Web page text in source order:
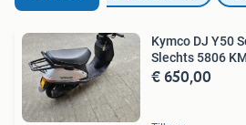
Kymco DJ Y50
Slechts 5806
€ 650,00